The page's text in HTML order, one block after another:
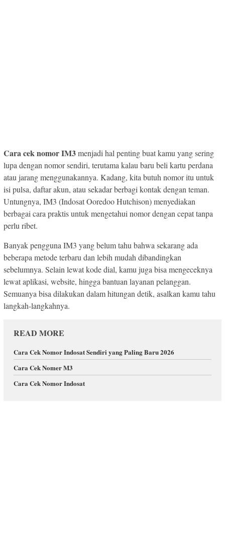
Cara cek nomor IM3menjadi hal penting buat kamu yang sering
lupa dengan nomor sendiri, terutama kalau baru beli kartu perdana
atau jarang menggunakannya. Kadang, kita butuh nomor itu untuk
isi pulsa, daftar akun, atau sekadar berbagi kontak dengan teman.
Untungnya, IM3 (Indosat Ooredoo Hutchison) menyediakan
berbagai cara praktis untuk mengetahui nomor dengan cepat tanpa
perlu ribet.
Banyak pengguna IM3 yang belum tahu bahwa sekarang ada
beberapa metode terbaru dan lebih mudah dibandingkan
sebelumnya. Selain lewat kode dial, kamu juga bisa mengeceknya
lewat aplikasi, website, hingga bantuan layanan pelanggan.
Semuanya bisa dilakukan dalam hitungan detik, asalkan kamu tahu
langkah-langkahnya.
READ MORE
Cara Cek Nomor Indosat Sendiri yang Paling Baru 2026
Cara Cek Nomer M3
Cara Cek Nomor Indosat